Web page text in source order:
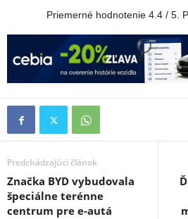
Priemerné hodnotenie 4.4/ 5.
Predchádzajúci článok
Značka BYD vybudovala
špeciálne terénne
centrum pre e-autá